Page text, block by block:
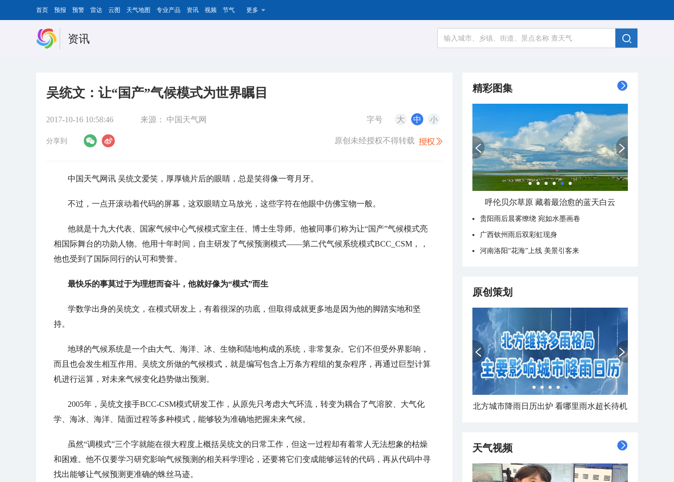
首页 预报 预警 雷达 云图 天气地图 专业产品 资讯 视频 节气 更多
资讯
吴统文：让“国产”气候模式为世界瞩目
2017-10-16 10:58:46 来源： 中国天气网 字号 大 中 小
分享到 原创未经授权不得转载
中国天气网讯 吴统文爱笑，厚厚镜片后的眼睛，总是笑得像一弯月牙。
不过，一点开滚动着代码的屏幕，这双眼睛立马放光，这些字符在他眼中仿佛宝物一般。
他就是十九大代表、国家气候中心气候模式室主任、博士生导师。他被同事们称为让“国产”气候模式亮
相国际舞台的功勋人物。他用十年时间，自主研发了气候预测模式——第二代气候系统模式BCC_CSM，，
他也受到了国际同行的认可和赞誉。
最快乐的事莫过于为理想而奋斗，他就好像为“模式”而生
学数学出身的吴统文，在模式研发上，有着很深的功底，但取得成就更多地是因为他的脚踏实地和坚
持。
地球的气候系统是一个由大气、海洋、冰、生物和陆地构成的系统，非常复杂。它们不但受外界影响，
而且也会发生相互作用。吴统文所做的气候模式，就是编写包含上万条方程组的复杂程序，再通过巨型计算
机进行运算，对未来气候变化趋势做出预测。
2005年，吴统文接手BCC-CSM模式研发工作，从原先只考虑大气环流，转变为耦合了气溶胶、大气化
学、海冰、海洋、陆面过程等多种模式，能够较为准确地把握未来气候。
虽然“调模式”三个字就能在很大程度上概括吴统文的日常工作，但这一过程却有着常人无法想象的枯燥
和困难。他不仅要学习研究影响气候预测的相关科学理论，还要将它们变成能够运转的代码，再从代码中寻
找出能够让气候预测更准确的蛛丝马迹。
精彩图集
呼伦贝尔草原 藏着最治愈的蓝天白云
贵阳雨后晨雾缭绕 宛如水墨画卷
广西钦州雨后双彩虹现身
河南洛阳“花海”上线 美景引客来
原创策划
北方城市降雨日历出炉 看哪里雨水超长待机
天气视频